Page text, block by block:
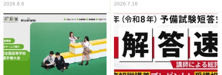
2026.8.6 2026.7.16